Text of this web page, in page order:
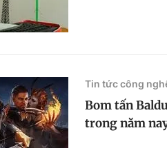
Tin tức công
Bom tấn
trong năm